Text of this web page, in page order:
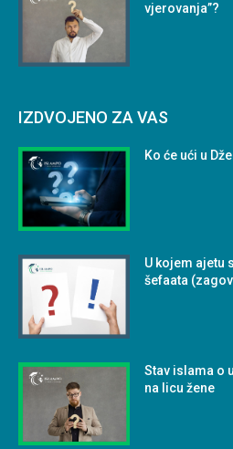
vjerovanja”?
IZDVOJENO ZA VAS
Ko će ući u
U kojem ajetu
šefaata
Stav islama o
na licu žene